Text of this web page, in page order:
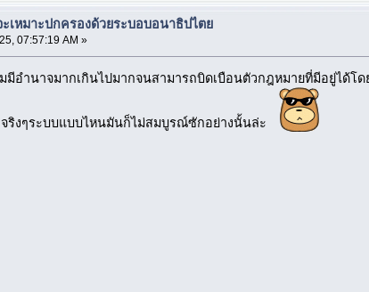
เหมาะปกครองด้วยระบอบอนาธิปไตย
07:57:19 AM »
อำนาจมากเกินไปมากจนสามารถบิดเบือนตัวกฎหมายที่มีอยู่ได้โ
จริงๆระบบแบบไหนมันก็ไม่สมบูรณ์ซักอย่างนั้นล่ะ